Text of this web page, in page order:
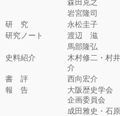
森田克之
岩宮隆司
研 究
永松圭子
研究ノート
渡辺 滋
馬部隆弘
史料紹介
木村修二・村
介
書 評
西向宏介
報 告
大阪歴史学会
企画委員会
成田雅史・石